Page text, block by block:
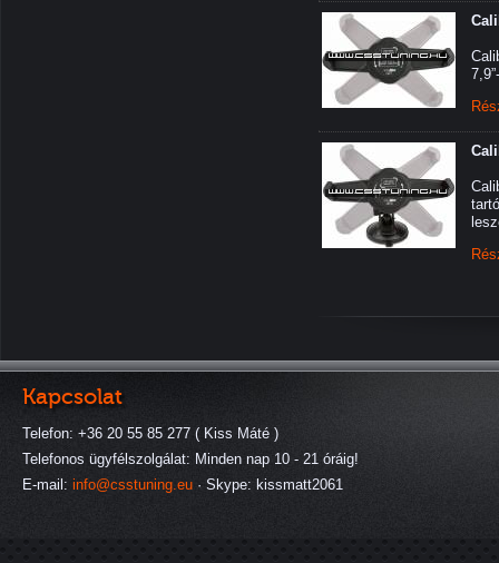
Kapcsolat
Telefon: +36 20 55 85 277 ( Kiss Máté )
Telefonos ügyfélszolgálat: Minden nap 10 - 21 óráig!
E-mail: info@csstuning.eu · Skype: kissmatt2061